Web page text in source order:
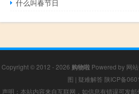
什么叫春节日
Copyright © 2012 - 2026 购物啦 Powered by 网
图 | 疑难解答 陕ICP备
声明：本站内容来自互联网，如信息有错误可发